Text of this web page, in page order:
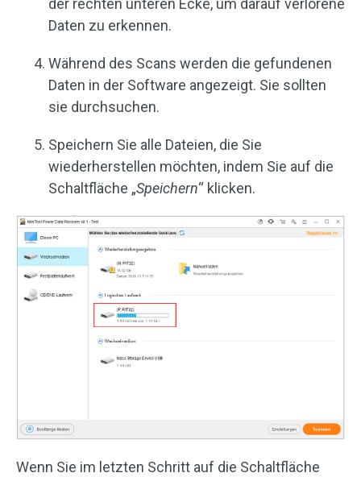
der rechten unteren Ecke, um darauf verlorene
Daten zu erkennen.
Während des Scans werden die gefundenen
Daten in der Software angezeigt. Sie sollten
sie durchsuchen.
Speichern Sie alle Dateien, die Sie
wiederherstellen möchten, indem Sie auf die
Schaltfläche „Speichern“ klicken.
Wenn Sie im letzten Schritt auf die Schaltfläche